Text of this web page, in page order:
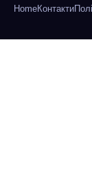
HomeКонтакти